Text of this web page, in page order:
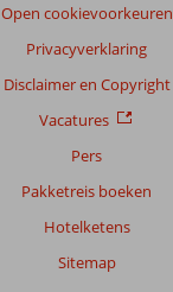
Open cookievoorkeuren
Privacyverklaring
Disclaimer en Copyright
Vacatures
Pers
Pakketreis boeken
Hotelketens
Sitemap